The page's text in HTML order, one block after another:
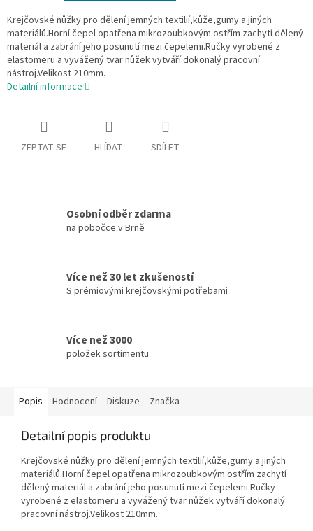
Krejčovské nůžky pro dělení jemných textilií,kůže,gumy a jiných
materiálů.Horní čepel opatřena mikrozoubkovým ostřím zachytí dělený
materiál a zabrání jeho posunutí mezi čepelemi.Ručky vyrobené z
elastomeru a vyvážený tvar nůžek vytváří dokonalý pracovní
nástroj.Velikost 210mm.
Detailní informace
ZEPTAT SE HLÍDAT SDÍLET
Osobní odběr zdarma
na pobočce v Brně
Více než 30 let zkušeností
S prémiovými krejčovskými potřebami
Více než 3000
položek sortimentu
Popis Hodnocení Diskuze Značka
Detailní popis produktu
Krejčovské nůžky pro dělení jemných textilií,kůže,gumy a jiných
materiálů.Horní čepel opatřena mikrozoubkovým ostřím zachytí
dělený materiál a zabrání jeho posunutí mezi čepelemi.Ručky
vyrobené z elastomeru a vyvážený tvar nůžek vytváří dokonalý
pracovní nástroj.Velikost 210mm.